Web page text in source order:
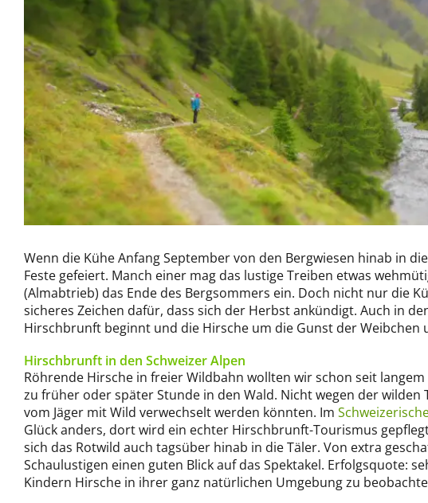
Wenn die Kühe Anfang September von den Bergwiesen hinab in
Feste gefeiert. Manch einer mag das lustige Treiben etwas
(Almabtrieb) das Ende des Bergsommers ein. Doch nicht nur die
sicheres Zeichen dafür, dass sich der Herbst ankündigt. Auch in
Hirschbrunft beginnt und die Hirsche um die Gunst der Weibchen
Hirschbrunft in den Schweizer Alpen
Röhrende Hirsche in freier Wildbahn wollten wir schon seit
zu früher oder später Stunde in den Wald. Nicht wegen der
vom Jäger mit Wild verwechselt werden könnten. Im
Glück anders, dort wird ein echter Hirschbrunft-Tourismus
sich das Rotwild auch tagsüber hinab in die Täler. Von extra
Schaulustigen einen guten Blick auf das Spektakel. Erfolgsquote:
Kindern Hirsche in ihrer ganz natürlichen Umgebung zu